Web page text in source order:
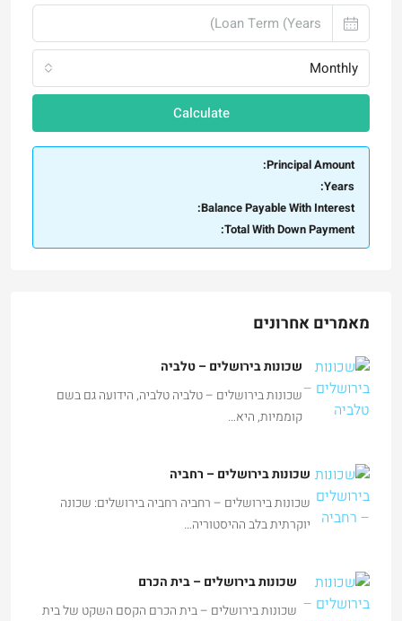
Monthly
Calculate
Principal Amount:
Years:
Balance Payable With Interest:
Total With Down Payment:
מאמרים אחרונים
שכונות בירושלים – טלביה
שכונות בירושלים – טלביה טלביה, הידועה גם בשם
קוממיות, היא…
שכונות בירושלים – רחביה
שכונות בירושלים – רחביה רחביה בירושלים: שכונה
יוקרתית בלב ההיסטוריה…
שכונות בירושלים – בית הכרם
שכונות בירושלים – בית הכרם הקסם השקט של בית